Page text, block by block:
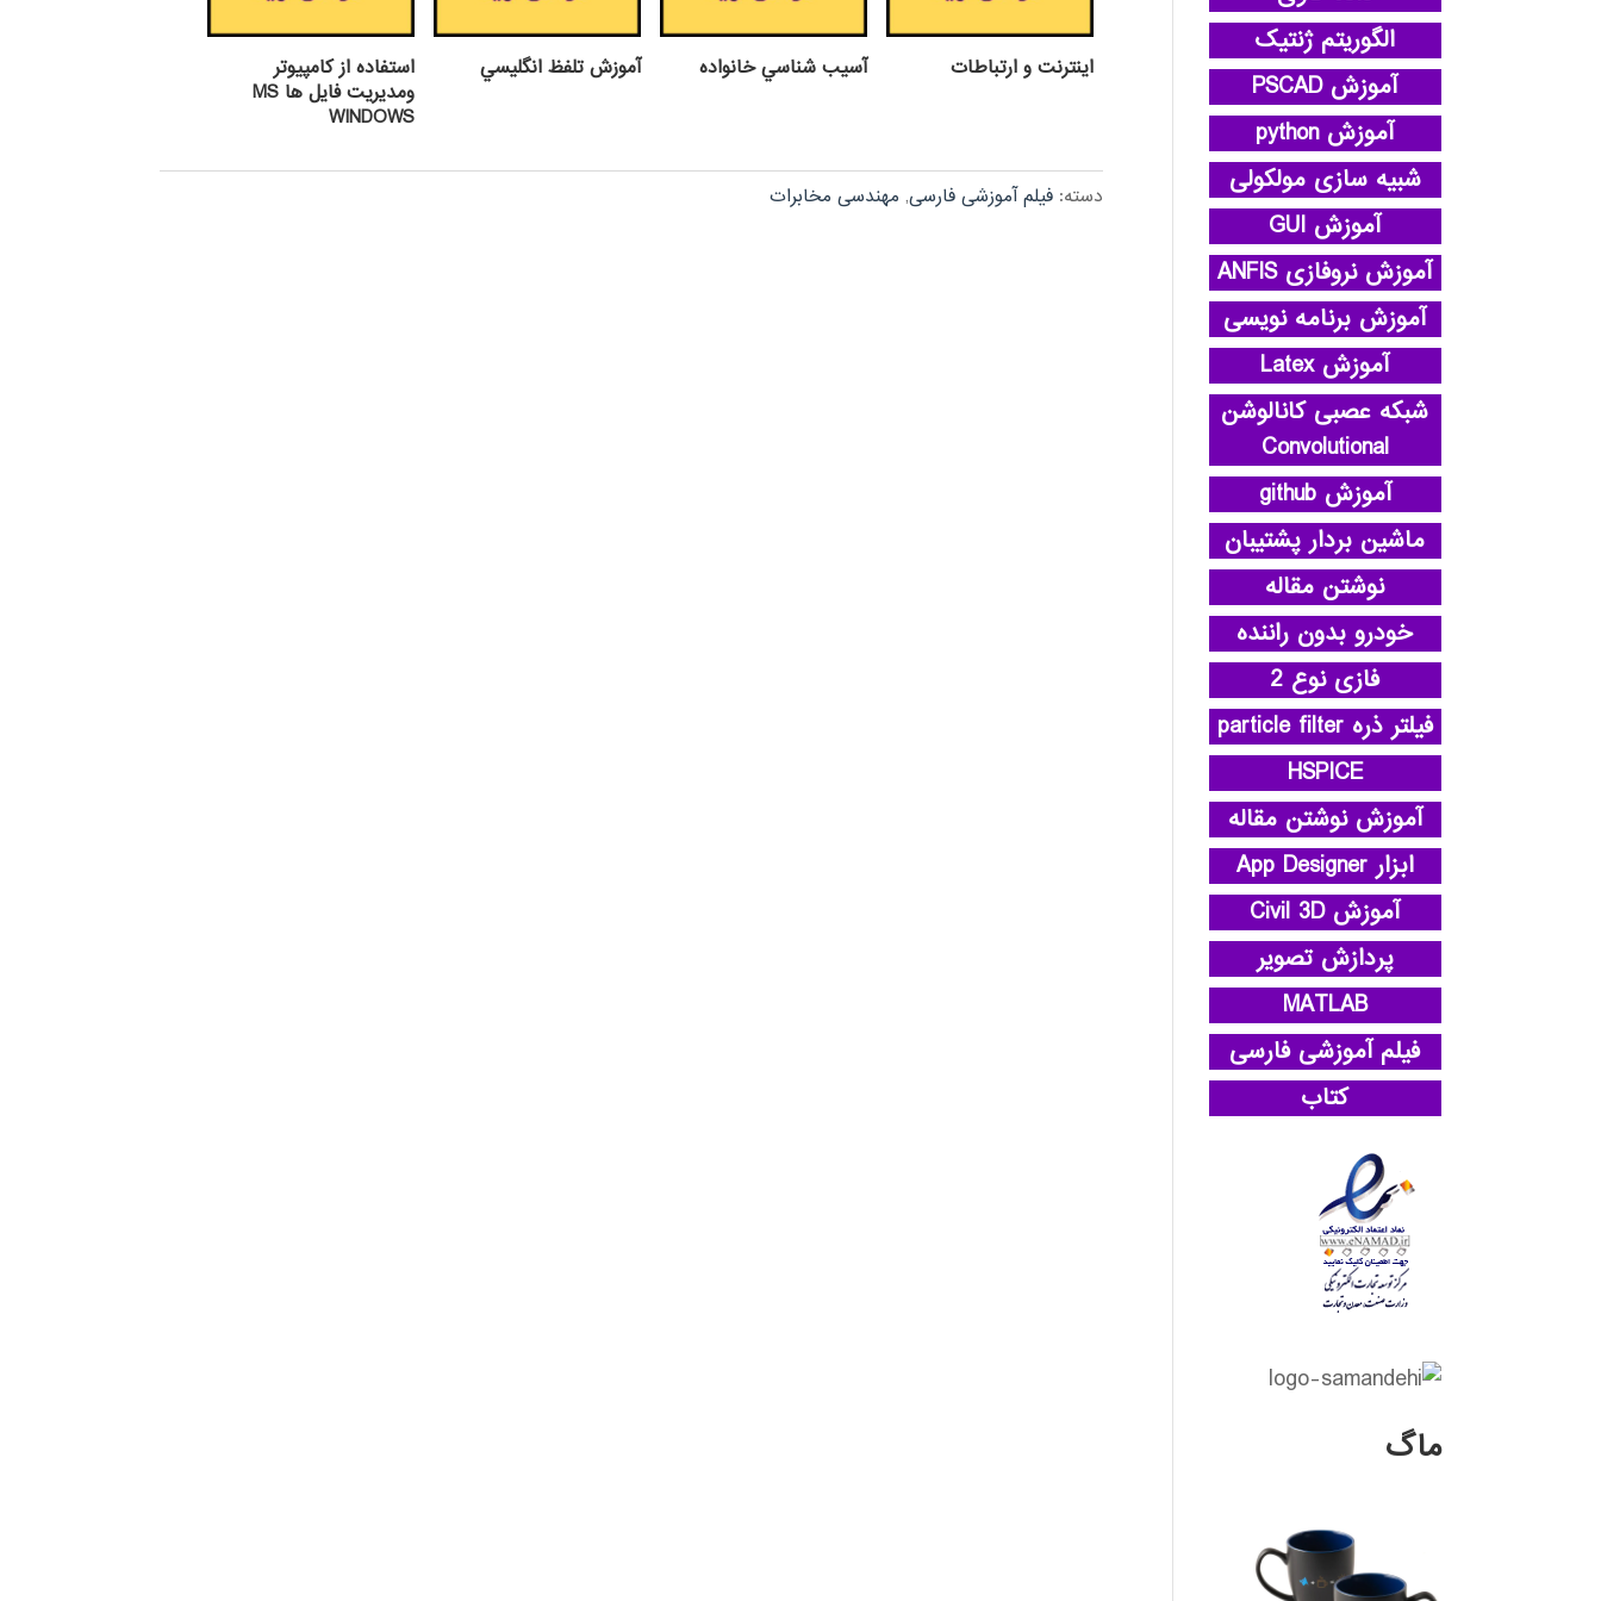
اينترنت و ارتباطات آسيب شناسي خانواده آموزش تلفظ انگليسي
استفاده از كامپيوتر
ومديريت فايل ها MS
WINDOWS
دسته: فیلم آموزشی فارسی, مهندسی مخابرات
الگوریتم ژنتیک
آموزش PSCAD
آموزش python
شبیه سازی مولکولی
آموزش GUI
آموزش نروفازی ANFIS
آموزش برنامه نویسی
آموزش Latex
شبکه عصبی کانالوشن
Convolutional
آموزش github
ماشین بردار پشتیبان
نوشتن مقاله
خودرو بدون راننده
فازی نوع 2
فیلتر ذره particle filter
HSPICE
آموزش نوشتن مقاله
ابزار App Designer
آموزش Civil 3D
پردازش تصویر
MATLAB
فیلم آموزشی فارسی
کتاب
ماگ